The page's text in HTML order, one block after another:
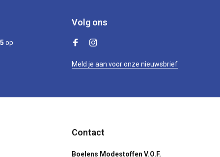
op
Volg ons
Meld je aan voor onze nieuwsbrief
Contact
Boelens Modestoffen V.O.F.